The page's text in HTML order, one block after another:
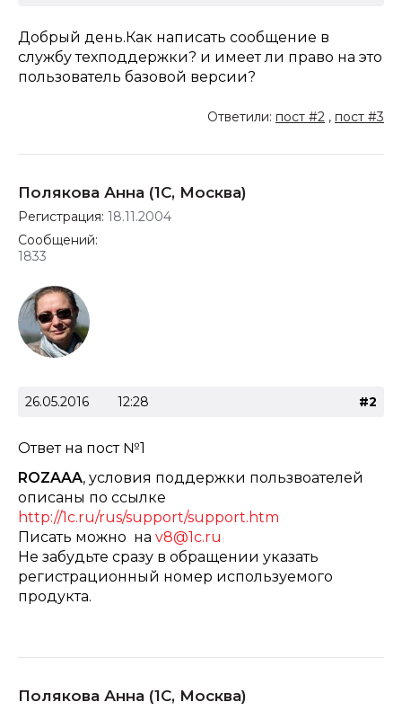
Добрый день.Как написать сообщение в
службу техподдержки? и имеет ли право на это
пользователь базовой версии?
Ответили: пост #2 , пост #3
Полякова Анна (1С, Москва)
Регистрация: 18.11.2004
Сообщений:
1833
26.05.2016 12:28 #2
Ответ на пост №1
ROZAAA, условия поддержки пользвоателей
описаны по ссылке
http://1c.ru/rus/support/support.htm
Писать можно на v8@1c.ru
Не забудьте сразу в обращении указать
регистрационный номер используемого
продукта.
Полякова Анна (1С, Москва)